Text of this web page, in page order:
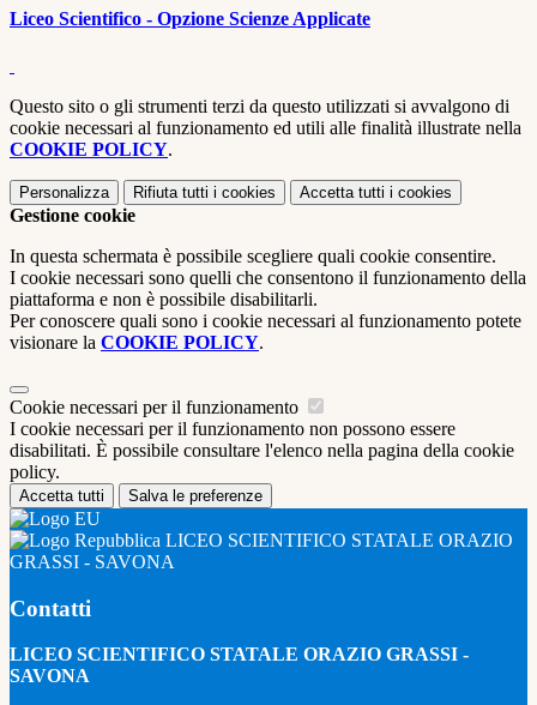
Liceo Scientifico - Opzione Scienze Applicate
Questo sito o gli strumenti terzi da questo utilizzati si avvalgono di
cookie necessari al funzionamento ed utili alle finalità illustrate nella
COOKIE POLICY.
Personalizza Rifiuta tutti i cookies Accetta tutti i cookies
Gestione cookie
In questa schermata è possibile scegliere quali cookie consentire.
I cookie necessari sono quelli che consentono il funzionamento della
piattaforma e non è possibile disabilitarli.
Per conoscere quali sono i cookie necessari al funzionamento potete
visionare la COOKIE POLICY.
Cookie necessari per il funzionamento
I cookie necessari per il funzionamento non possono essere
disabilitati. È possibile consultare l'elenco nella pagina della cookie
policy.
Accetta tutti Salva le preferenze
LICEO SCIENTIFICO STATALE ORAZIO
GRASSI - SAVONA
Contatti
LICEO SCIENTIFICO STATALE ORAZIO GRASSI -
SAVONA